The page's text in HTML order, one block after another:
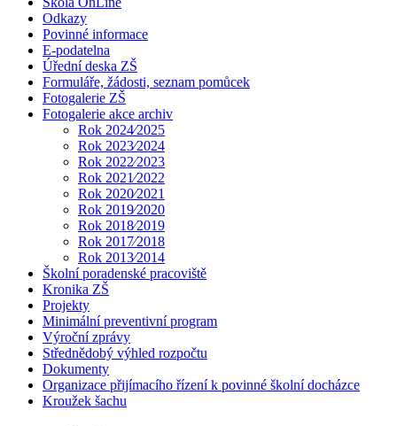
Odkazy
Povinné informace
E-podatelna
Úřední deska ZŠ
Formuláře, žádosti, seznam pomůcek
Fotogalerie ZŠ
Fotogalerie akce archiv
Rok 2024⁄2025
Rok 2023⁄2024
Rok 2022⁄2023
Rok 2021⁄2022
Rok 2020⁄2021
Rok 2019⁄2020
Rok 2018⁄2019
Rok 2017⁄2018
Rok 2013⁄2014
Školní poradenské pracoviště
Kronika ZŠ
Projekty
Minimální preventivní program
Výroční zprávy
Střednědobý výhled rozpočtu
Dokumenty
Organizace přijímacího řízení k povinné školní docházce
Kroužek šachu